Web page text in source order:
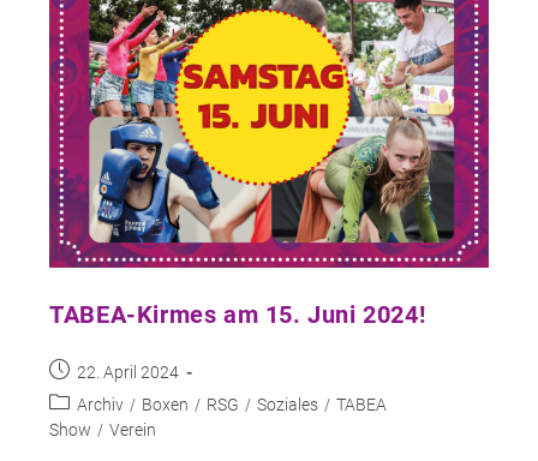
TABEA-Kirmes am 15. Juni 2024!
Beitrag
veröffentlicht:
22. April 2024
Beitrags-
Kategorie:
Archiv / Boxen / RSG / Soziales / TABEA
Show / Verein